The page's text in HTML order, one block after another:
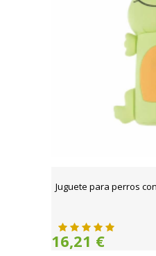
Juguete para perros
16,21 €